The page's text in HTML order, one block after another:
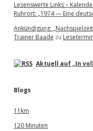
Lesenswerte Links –
Ruhrort: „1974 — Eine
Ankündigung:
Trainer Baade zu
Aktuell auf „In
Blogs
11km
120 Minuten